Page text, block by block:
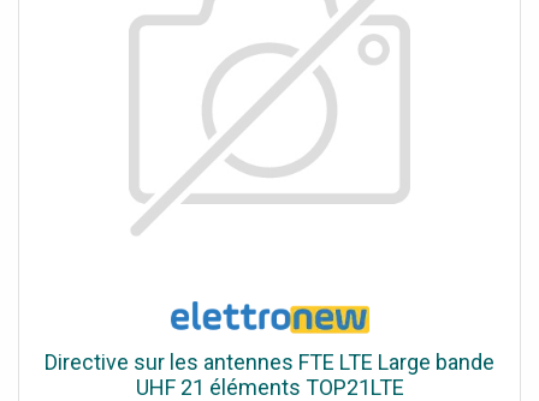
arête de poisson ; supporte 21 éléments avec gain de 15
dBi, rapport A/D de 24 dB. Antenne hautement directive,
optimale pour la réception des signaux TNT.
Directive sur les antennes FTE LTE Large bande
UHF 21 éléments TOP21LTE